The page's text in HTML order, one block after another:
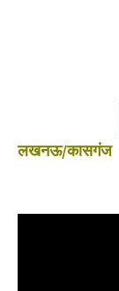
लखनऊ/कासगंज